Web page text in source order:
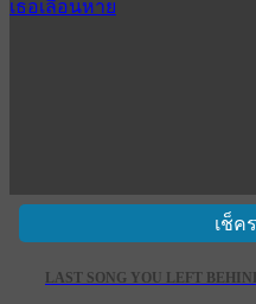
เช็ค
LAST SONG YOU LEFT